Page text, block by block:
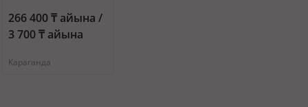
266 400 ₸ айына /
3 700 ₸ айына
Караганда